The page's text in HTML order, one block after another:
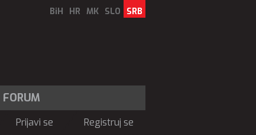
BiH HR MK SLO SRB
FORUM
Prijavi se Registruj se